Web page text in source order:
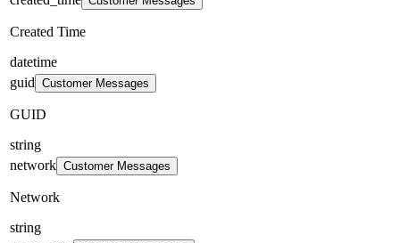
Created Time
datetime
guid Customer Messages
GUID
string
network Customer Messages
Network
string